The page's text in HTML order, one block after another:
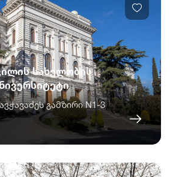
სახელობის
გამზირი N1-3